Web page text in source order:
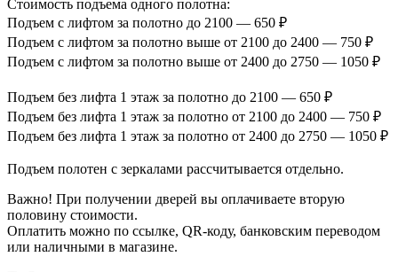
Стоимость подъема одного полотна:
Подъем с лифтом за полотно до 2100 — 650 ₽
Подъем с лифтом за полотно выше от 2100 до 2400 — 750 ₽
Подъем с лифтом за полотно выше от 2400 до 2750 — 1050 ₽
Подъем без лифта 1 этаж за полотно до 2100 — 650 ₽
Подъем без лифта 1 этаж за полотно от 2100 до 2400 — 750 ₽
Подъем без лифта 1 этаж за полотно от 2400 до 2750 — 1050 ₽
Подъем полотен с зеркалами рассчитывается отдельно.
Важно! При получении дверей вы оплачиваете вторую
половину стоимости.
Оплатить можно по ссылке, QR-коду, банковским переводом
или наличными в магазине.